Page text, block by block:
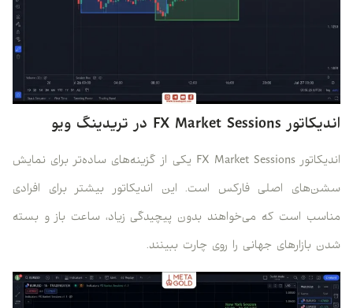
اندیکاتور FX Market Sessions در تریدینگ ویو
اندیکاتور FX Market Sessions یکی از گزینه‌های ساده‌تر برای نمایش
سشن‌های اصلی فارکس است. این اندیکاتور بیشتر برای افرادی
مناسب است که می‌خواهند بدون پیچیدگی زیاد، ساعت باز و بسته
شدن بازارهای جهانی را روی چارت ببینند.